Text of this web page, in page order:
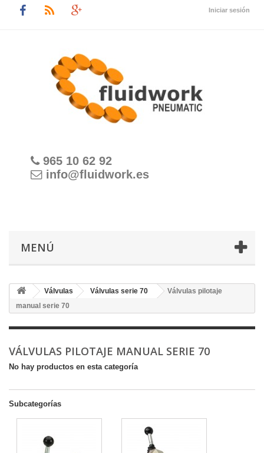
Iniciar sesión
965 10 62 92
info@fluidwork.es
MENÚ
Válvulas Válvulas serie 70
Válvulas pilotaje
manual serie 70
VÁLVULAS PILOTAJE MANUAL SERIE 70
No hay productos en esta categoría
Subcategorías